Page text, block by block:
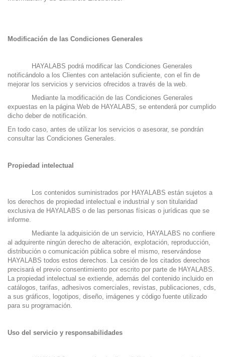
Modificación de las Condiciones Generales
HAYALABS podrá modificar las Condiciones Generales
notificándolo a los Clientes con antelación suficiente, con el fin de
mejorar los servicios y servicios ofrecidos a través de la web.
Mediante la modificación de las Condiciones Generales
expuestas en la página Web de HAYALABS, se entenderá por cumplido
dicho deber de notificación.
En todo caso, antes de utilizar los servicios o asesorar, se pondrán
consultar las Condiciones Generales.
Propiedad intelectual
Los contenidos suministrados por HAYALABS están sujetos a
los derechos de propiedad intelectual e industrial y son titularidad
exclusiva de HAYALABS o de las personas físicas o jurídicas que se
informe.
Mediante la adquisición de un servicio, HAYALABS no confiere
al adquirente ningún derecho de alteración, explotación, reproducción,
distribución o comunicación pública sobre el mismo, reservándose
HAYALABS todos estos derechos. La cesión de los citados derechos
precisará el previo consentimiento por escrito por parte de HAYALABS.
La propiedad intelectual se extiende, además del contenido incluido en
catálogos, tarifas, adhesivos comerciales, revistas, publicaciones, cds,
a sus gráficos, logotipos, diseño, imágenes y código fuente utilizado
para su programación.
Uso del servicio y responsabilidades